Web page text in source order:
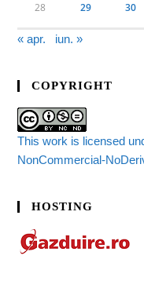
28 29 30
« apr. iun. »
COPYRIGHT
This work is licensed
NonCommercial-
HOSTING